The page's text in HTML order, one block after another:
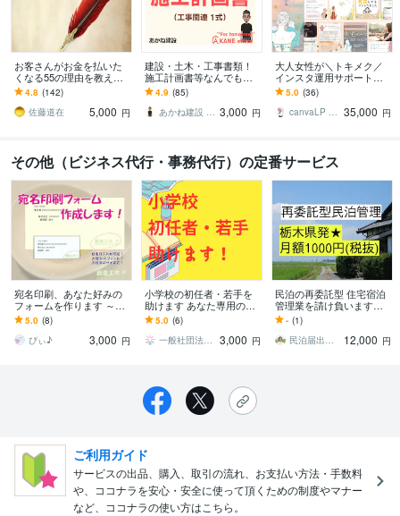
お客さんがお金を払いた
くなる55の理由を教えま
す 『自分がどうすれば人
の役にたてるのかわから
ない』ときに
4.8 (142)
佐藤道在
5,000 円
建設・土木・工事書類！
施工計画書等なんでもし
ます 【総販売200件】・
施工計画書・竣工書類・
事務・雑務など！
4.9 (85)
あかね建設 AKANEoffice 3,000 円
大人女性が＼トキメク／
インスタ運用サポートま
す 【プラチナ認定】編集
可能なテンプレもプレゼ
ント★
5.0 (36)
canvaLP ･ HP┊︎mimo39 35,000 円
その他（ビジネス代行・事務代行）の定番サービス
宛名印刷、あなた好みの
フォームを作ります ～社
名ロゴ付き、好みの封筒
に直接印刷などお手伝い
します～
5.0 (8)
ぴぃ♪
3,000 円
小学校の初任者・若手を
助けます あなた専用の職
員室のアシスタントにな
ります！
5.0 (6)
一般社団法人codomopment
3,000 円
民泊の再委託型 住宅宿泊
管理業を請け負います
【月額1,000円】地方の空
き家を収益物件に★ホス
ト経験6年
- (1)
民泊届出代行｜行政書士むらやま＠全国対応
12,000 円
ご利用ガイド
サービスの出品、購入、取引の流れ、お支払い方法・手数料
や、ココナラを安心・安全に使って頂くための制度やマナー
など、ココナラの使い方はこちら。